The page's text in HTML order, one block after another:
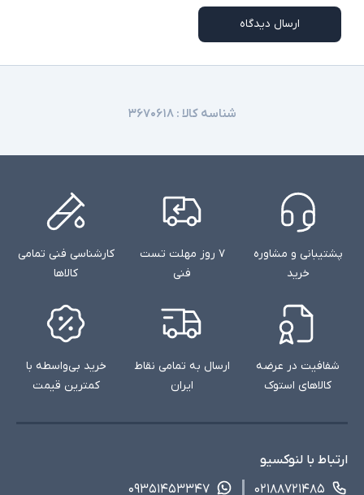
ارسال دیدگاه
شناسه کالا :۳۶۷۰۶۱۸
پشتیبانی و مشاوره
خرید
۷ روز مهلت تست
فنی
کارشناسی فنی تمامی
کالاها
شفافیت در عرضه
کالاهای استوک
ارسال به تمامی نقاط
ایران
خرید بی‌واسطه با
کمترین قیمت
ارتباط با لنوکسیو
۰۲۱۸۸۷۲۱۴۸۵
۰۹۳۵۱۴۵۳۳۴۷